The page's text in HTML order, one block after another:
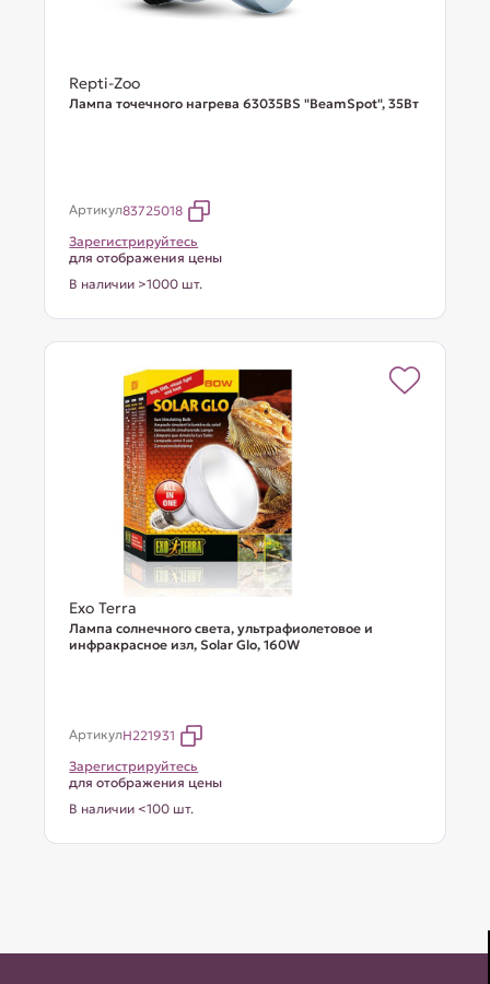
Repti-Zoo
Лампа точечного нагрева 63035BS "BeamSpot", 35Вт
Артикул83725018
Зарегистрируйтесь
для отображения цены
В наличии >1000 шт.
Exo Terra
Лампа солнечного света, ультрафиолетовое и
инфракрасное изл, Solar Glo, 160W
АртикулH221931
Зарегистрируйтесь
для отображения цены
В наличии <100 шт.